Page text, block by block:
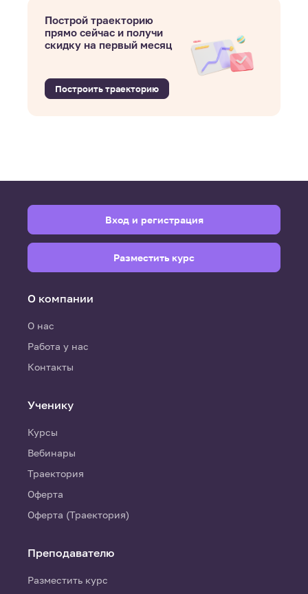
Построй траекторию
прямо сейчас и получи
скидку на первый месяц
Построить траекторию
О компании
О нас
Работа у нас
Контакты
Ученику
Курсы
Вебинары
Траектория
Оферта
Оферта (Траектория)
Преподавателю
Разместить курс
Вход и регистрация
Разместить курс